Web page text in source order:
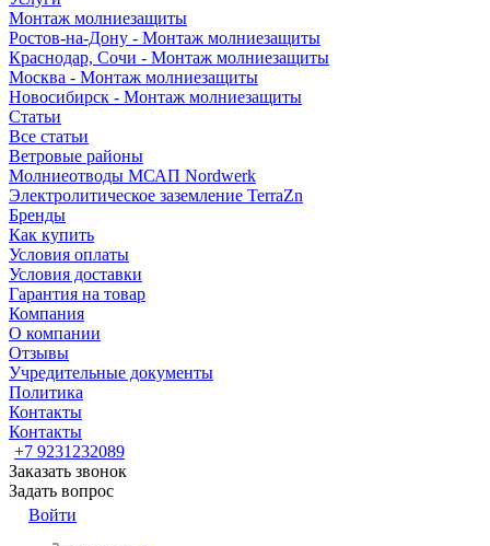
Монтаж молниезащиты
Ростов-на-Дону - Монтаж молниезащиты
Краснодар, Сочи - Монтаж молниезащиты
Москва - Монтаж молниезащиты
Новосибирск - Монтаж молниезащиты
Статьи
Все статьи
Ветровые районы
Молниеотводы МСАП Nordwerk
Электролитическое заземление TerraZn
Бренды
Как купить
Условия оплаты
Условия доставки
Гарантия на товар
Компания
О компании
Отзывы
Учредительные документы
Политика
Контакты
Контакты
+7 9231232089
Заказать звонок
Задать вопрос
Войти